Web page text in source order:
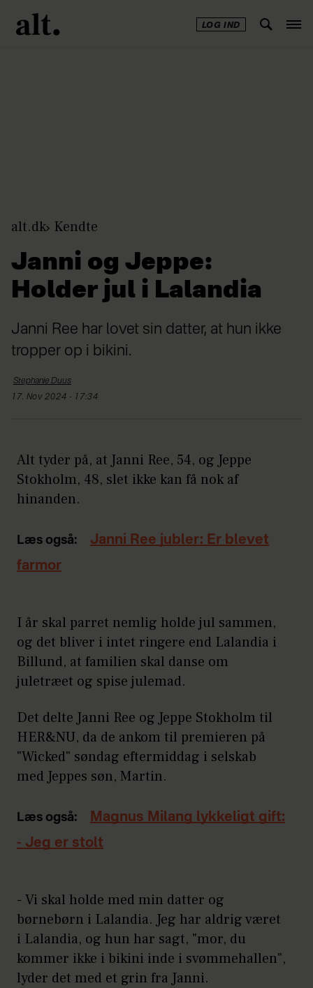
LOG IND
alt.dk Kendte
Janni og Jeppe:
Holder jul i Lalandia
Janni Ree har lovet sin datter, at hun ikke
tropper op i bikini.
Stephanie Duus
17. Nov 2024 - 17:34
Alt tyder på, at Janni Ree, 54, og Jeppe
Stokholm, 48, slet ikke kan få nok af
hinanden.
Læs også:
Janni Ree jubler: Er blevet
farmor
I år skal parret nemlig holde jul sammen,
og det bliver i intet ringere end Lalandia i
Billund, at familien skal danse om
juletræet og spise julemad.
Det delte Janni Ree og Jeppe Stokholm til
HER&NU, da de ankom til premieren på
"Wicked" søndag eftermiddag i selskab
med Jeppes søn, Martin.
Læs også:
Magnus Milang lykkeligt gift:
- Jeg er stolt
- Vi skal holde med min datter og
børnebørn i Lalandia. Jeg har aldrig været
i Lalandia, og hun har sagt, "mor, du
kommer ikke i bikini inde i svømmehallen",
lyder det med et grin fra Janni.